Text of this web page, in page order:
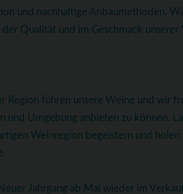
und nachhaltige Anbaumethoden.
Qualität und im Geschmack
Region führen unsere Weine und wir
und Umgebung anbieten zu können.
Weinregion begeistern und holen
Jahrgang ab Mai wieder im